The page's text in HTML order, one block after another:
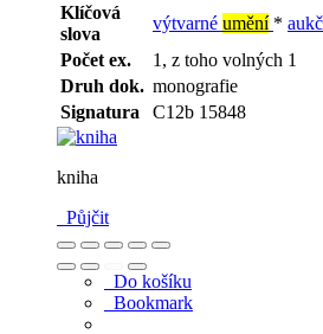
Klíčová
slova
výtvarné umění *
Počet ex.
1, z toho volných 1
Druh dok. monografie
Signatura
C12b 15848
kniha
Půjčit
Do košíku
Bookmark